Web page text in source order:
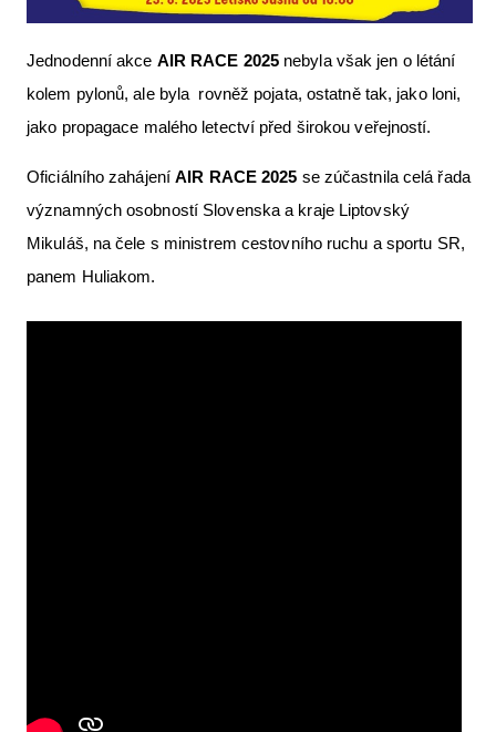
Jednodenní akce AIR RACE 2025nebyla však jen o létání
kolem pylonů, ale byla rovněž pojata, ostatně tak, jako loni,
jako propagace malého letectví před širokou veřejností.
Oficiálního zahájeníAIR RACE 2025 se zúčastnila celá řada
významných osobností Slovenska a kraje Liptovský
Mikuláš, na čele s ministrem cestovního ruchu a sportu SR,
panem Huliakom.